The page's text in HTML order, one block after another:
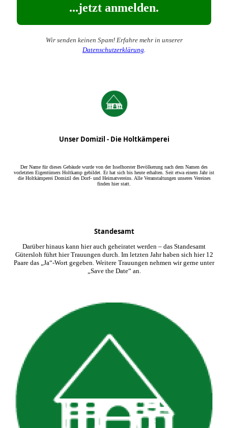
Wir senden keinen Spam! Erfahre mehr in unserer
Datenschutzerklärung
Unser Domizil - Die Holtkämperei
Der Name für dieses Gebäude wurde von der Isselhorster Bevölkerung nach dem Namen des
vorletzten Eigentümers Holtkamp gebildet. Er hat sich bis heute erhalten. Seit etwa einem Jahr ist
die Holtkämperei Domizil des Dorf- und Heimatvereins. Alle Veranstaltungen unseres Vereines
finden hier statt.
Standesamt
Darüber hinaus kann hier auch geheiratet werden – das Standesamt
Gütersloh führt hier Trauungen durch. Im letzten Jahr haben sich hier 12
Paare das „Ja“-Wort gegeben. Weitere Trauungen nehmen wir gerne unter
„Save the Date“ an.